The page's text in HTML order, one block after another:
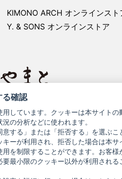
KIMONO ARCH オンラインスト
Y. & SONS オンラインストア
ートサイト
る確認
しています。クッキーは本サイトの
の分析などに使われます。
する」または「拒否する」を選ぶこ
ーが利用され、拒否した場合は本サ
用を制限することができます。お客様
要最小限のクッキー以外が利用される